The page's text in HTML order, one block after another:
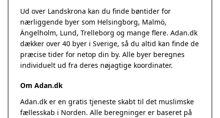
Ud over Landskrona kan du finde bøntider for
nærliggende byer som Helsingborg, Malmö,
Ängelholm, Lund, Trelleborg og mange flere. Adan.dk
dækker over 40 byer i Sverige, så du altid kan finde de
præcise tider for netop din by. Alle byer beregnes
individuelt ud fra deres nøjagtige koordinater.
Om Adan.dk
Adan.dk er en gratis tjeneste skabt til det muslimske
fællesskab i Norden. Alle beregninger er baseret på